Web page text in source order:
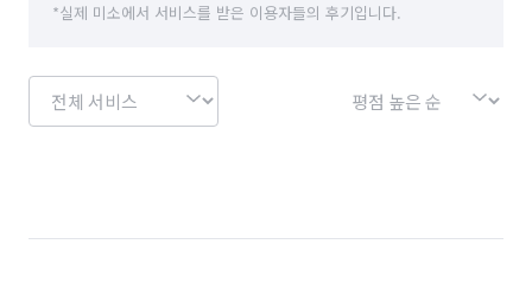
*실제 미소에서 서비스를 받은 이용자들의 후기입니다.